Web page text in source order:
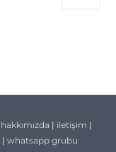
hakkımızda | iletişim |
| whatsapp grubu